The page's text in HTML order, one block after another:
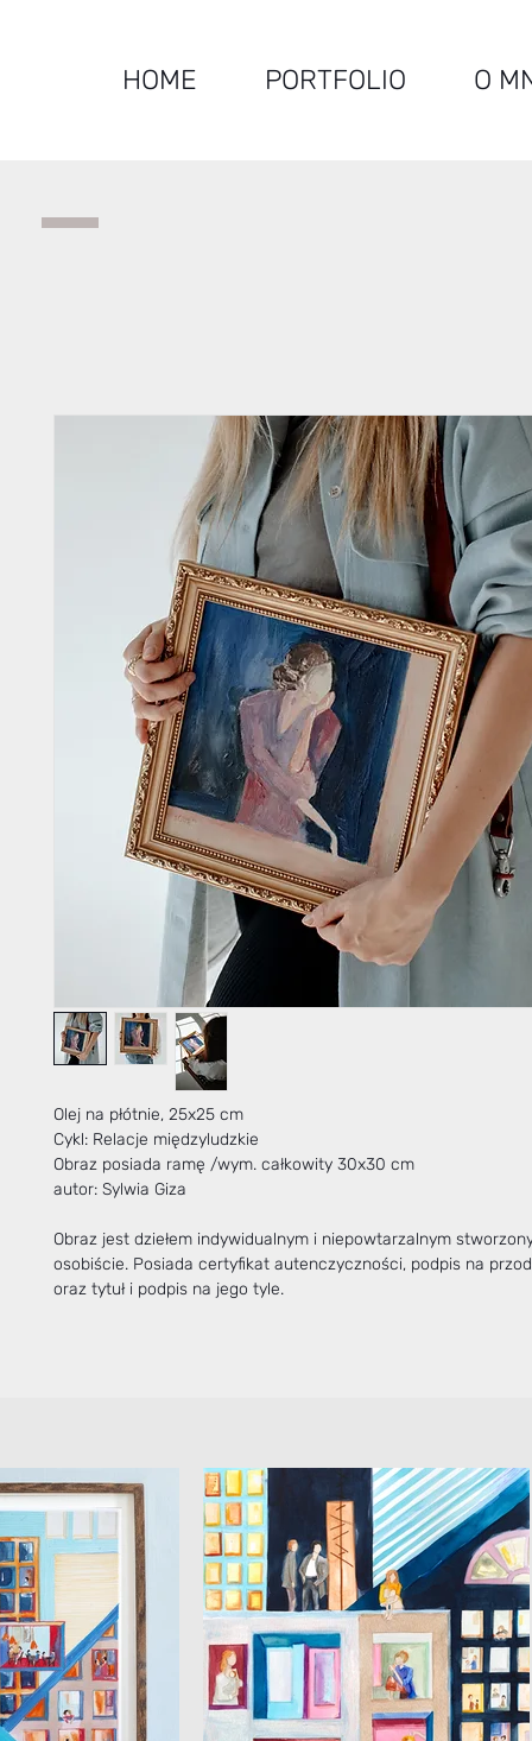
HOME PORTFOLIO O
Olej na płótnie, 25x25 cm
Cykl: Relacje międzyludzkie
Obraz posiada ramę /wym. całkowity 30x30 cm
autor: Sylwia Giza
Obraz jest dziełem indywidualnym i niepowtarzalnym
osobiście. Posiada certyfikat autenczyczności, podpis na
oraz tytuł i podpis na jego tyle.